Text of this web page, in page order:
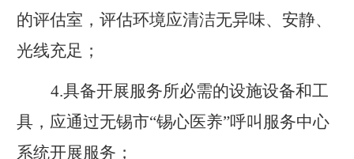
的评估室，评估环境应清洁无异味、安静、
光线充足；
4.具备开展服务所必需的设施设备和工
具，应通过无锡市“锡心医养”呼叫服务中心
系统开展服务；